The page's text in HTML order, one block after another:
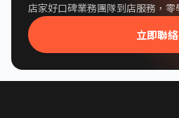
店家好口碑業務團隊到店服務，零
立即聯絡